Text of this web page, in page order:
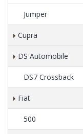
Jumper
Cupra
DS Automobile
DS7 Crossback
Fiat
500